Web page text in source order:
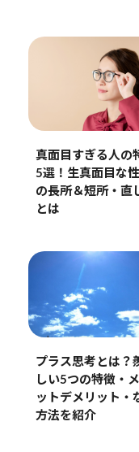
真面目すぎる人の
5選！生真面目な
の長所＆短所・直
とは
プラス思考とは？
しい5つの特徴・
ットデメリット・
方法を紹介